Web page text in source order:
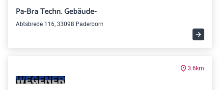
Pa-Bra Techn. Gebäude-
Abtsbrede 116, 33098 Paderborn
3.6km